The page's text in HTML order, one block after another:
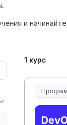
и
1 курс